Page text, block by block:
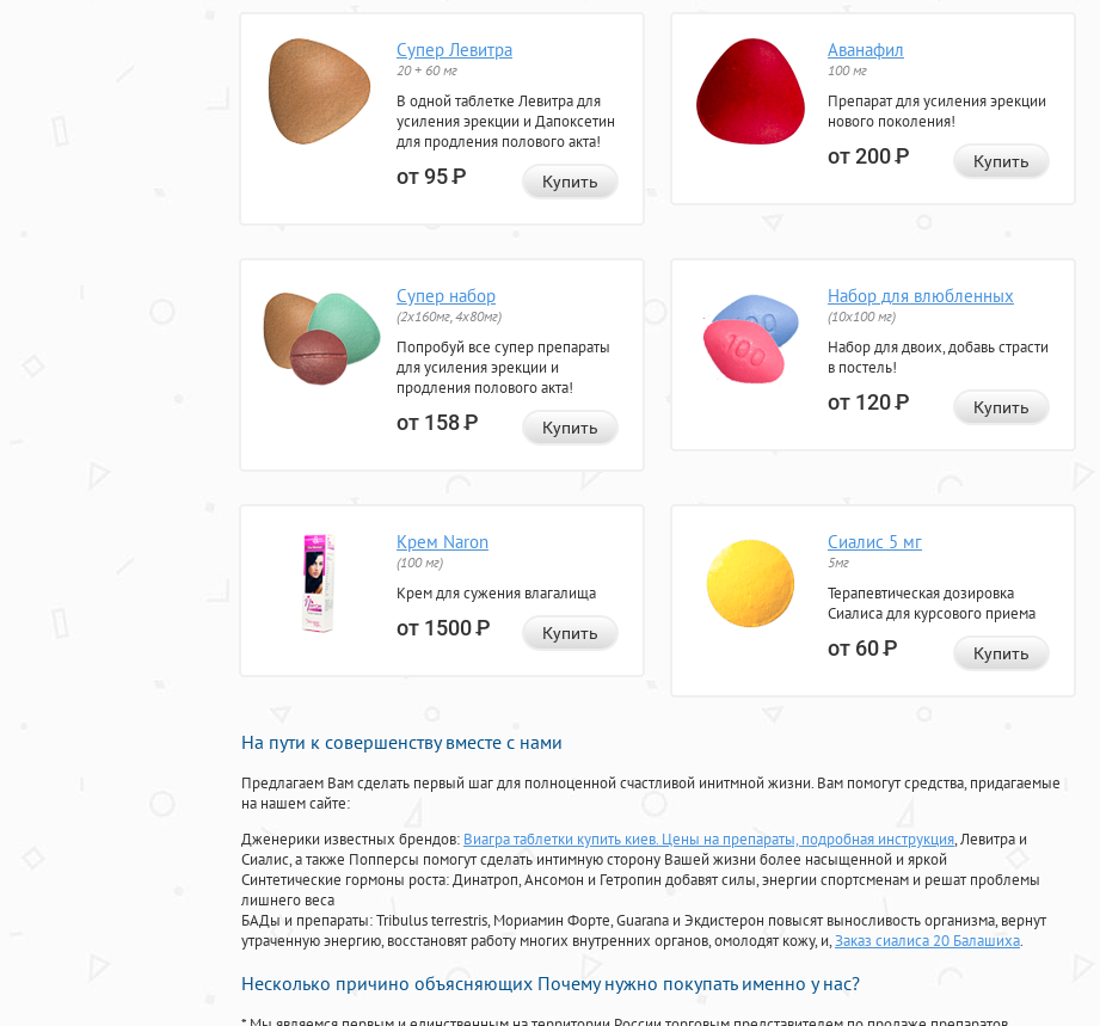
Супер Левитра
20 + 60 мг
В одной таблетке Левитра для
усиления эрекции и Дапоксетин
для продления полового акта!
от 95Р Купить
Аванафил
100 мг
Препарат для усиления эрекции
нового поколения!
от 200Р Купить
Супер набор
(2х160мг, 4х80мг)
Попробуй все супер препараты
для усиления эрекции и
продления полового акта!
от 158Р Купить
Набор для влюбленных
(10х100 мг)
Набор для двоих, добавь страсти
в постель!
от 120Р Купить
Крем Naron
(100 мг)
Крем для сужения влагалища
от 1500Р Купить
Сиалис 5 мг
5мг
Терапевтическая дозировка
Сиалиса для курсового приема
от 60Р Купить
На пути к совершенству вместе с нами
Предлагаем Вам сделать первый шаг для полноценной счастливой инитмной жизни. Вам помогут средства, придагаемые
на нашем сайте:
Дженерики известных брендов: Виагра таблетки купить киев. Цены на препараты, подробная инструкция, Левитра и
Сиалис, а также Попперсы помогут сделать интимную сторону Вашей жизни более насыщенной и яркой
Синтетические гормоны роста: Динатроп, Ансомон и Гетропин добавят силы, энергии спортсменам и решат проблемы
лишнего веса
БАДы и препараты:Tribulus terrestris, Мориамин Форте, Guarana и Экдистерон повысят выносливость организма, вернут
утраченную энергию, восстановят работу многих внутренних органов, омолодят кожу, и,Заказ сиалиса 20 Балашиха.
Несколько причино объясняющих Почему нужно покупать именно у нас?